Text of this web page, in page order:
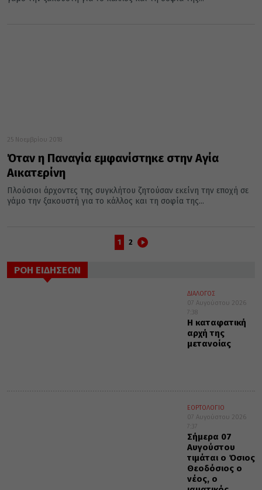
25 Νοεμβρίου 2018
Όταν η Παναγία εμφανίστηκε στην Αγία
Αικατερίνη
Πλούσιοι άρχοντες της συγκλήτου ζητούσαν εκείνη την εποχή σε
γάμο την ξακουστή για το κάλλος και τη σοφία της...
1 2
ΡΟΗ ΕΙΔΗΣΕΩΝ
ΔΙΑΛΟΓΟΣ
07 Αυγούστου 2026
7:38
Η καταφατική
αρχή της
μετανοίας
ΕΟΡΤΟΛΟΓΙΟ
07 Αυγούστου 2026
7:37
Σήμερα 07
Αυγούστου
τιμάται ο Όσιος
Θεοδόσιος ο
νέος, ο